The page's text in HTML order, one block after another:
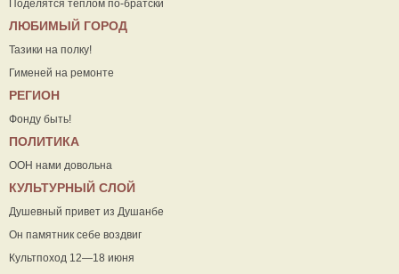
Поделятся теплом по-братски
ЛЮБИМЫЙ ГОРОД
Тазики на полку!
Гименей на ремонте
РЕГИОН
Фонду быть!
ПОЛИТИКА
ООН нами довольна
КУЛЬТУРНЫЙ СЛОЙ
Душевный привет из Душанбе
Он памятник себе воздвиг
Культпоход 12—18 июня